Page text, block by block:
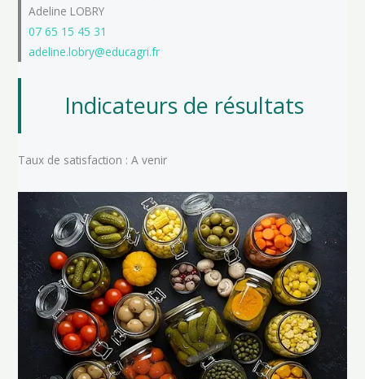
Adeline LOBRY
07 65 15 45 31
adeline.lobry@educagri.fr
Indicateurs de résultats
Taux de satisfaction : A venir